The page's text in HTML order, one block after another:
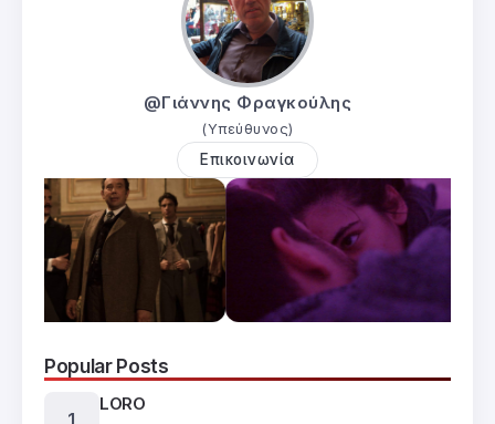
@Γιάννης Φραγκούλης
(Υπεύθυνος)
Επικοινωνία
Popular Posts
LORO